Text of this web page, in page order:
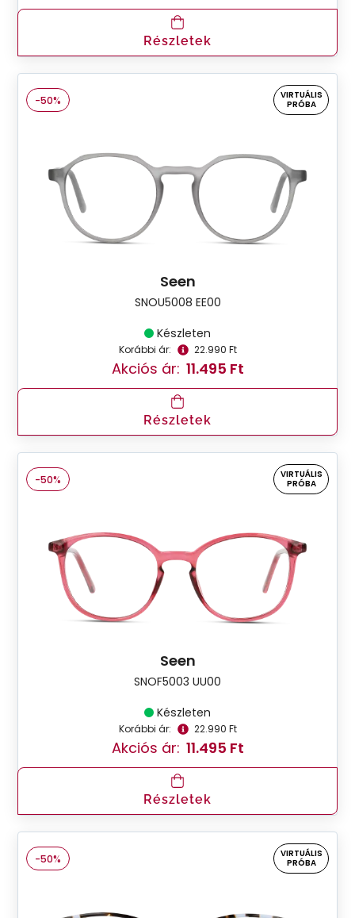
Részletek
-50%
VIRTUÁLIS
PRÓBA
Seen
SNOU5008 EE00
Készleten
Korábbi ár: 22.990 Ft
Akciós ár: 11.495 Ft
Részletek
-50%
VIRTUÁLIS
PRÓBA
Seen
SNOF5003 UU00
Készleten
Korábbi ár: 22.990 Ft
Akciós ár: 11.495 Ft
Részletek
-50%
VIRTUÁLIS
PRÓBA